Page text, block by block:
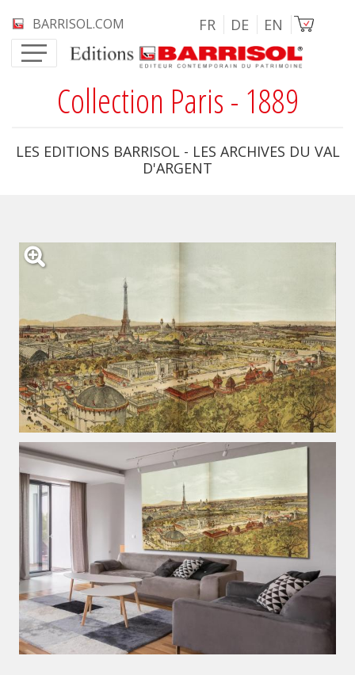
BARRISOL.COM FR DE EN Image
Collection Paris - 1889
LES EDITIONS BARRISOL - LES ARCHIVES DU VAL
D'ARGENT
36112